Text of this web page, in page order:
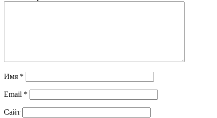
Имя *
Email *
Сайт